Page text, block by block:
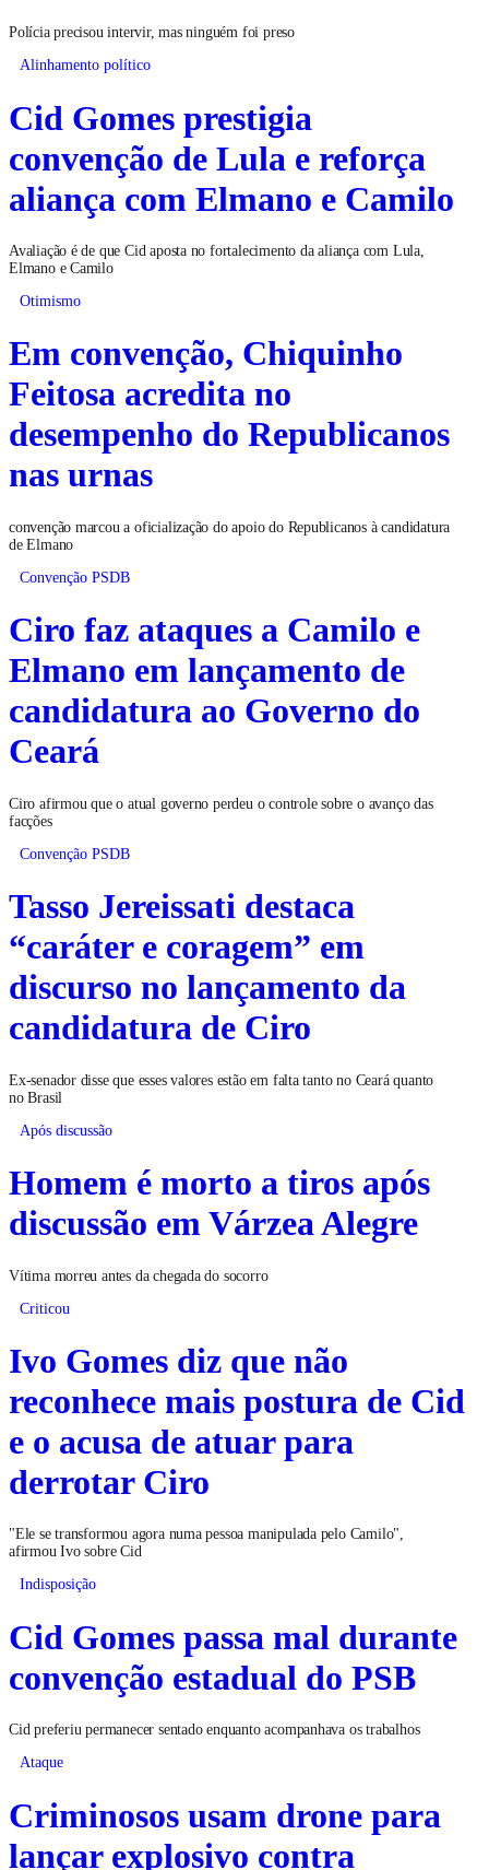
Polícia precisou intervir, mas ninguém foi preso
Alinhamento político
Cid Gomes prestigia
convenção de Lula e reforça
aliança com Elmano e Camilo
Avaliação é de que Cid aposta no fortalecimento da aliança com Lula,
Elmano e Camilo
Otimismo
Em convenção, Chiquinho
Feitosa acredita no
desempenho do Republicanos
nas urnas
convenção marcou a oficialização do apoio do Republicanos à candidatura
de Elmano
Convenção PSDB
Ciro faz ataques a Camilo e
Elmano em lançamento de
candidatura ao Governo do
Ceará
Ciro afirmou que o atual governo perdeu o controle sobre o avanço das
facções
Convenção PSDB
Tasso Jereissati destaca
“caráter e coragem” em
discurso no lançamento da
candidatura de Ciro
Ex-senador disse que esses valores estão em falta tanto no Ceará quanto
no Brasil
Após discussão
Homem é morto a tiros após
discussão em Várzea Alegre
Vítima morreu antes da chegada do socorro
Criticou
Ivo Gomes diz que não
reconhece mais postura de Cid
e o acusa de atuar para
derrotar Ciro
"Ele se transformou agora numa pessoa manipulada pelo Camilo",
afirmou Ivo sobre Cid
Indisposição
Cid Gomes passa mal durante
convenção estadual do PSB
Cid preferiu permanecer sentado enquanto acompanhava os trabalhos
Ataque
Criminosos usam drone para
lançar explosivo contra